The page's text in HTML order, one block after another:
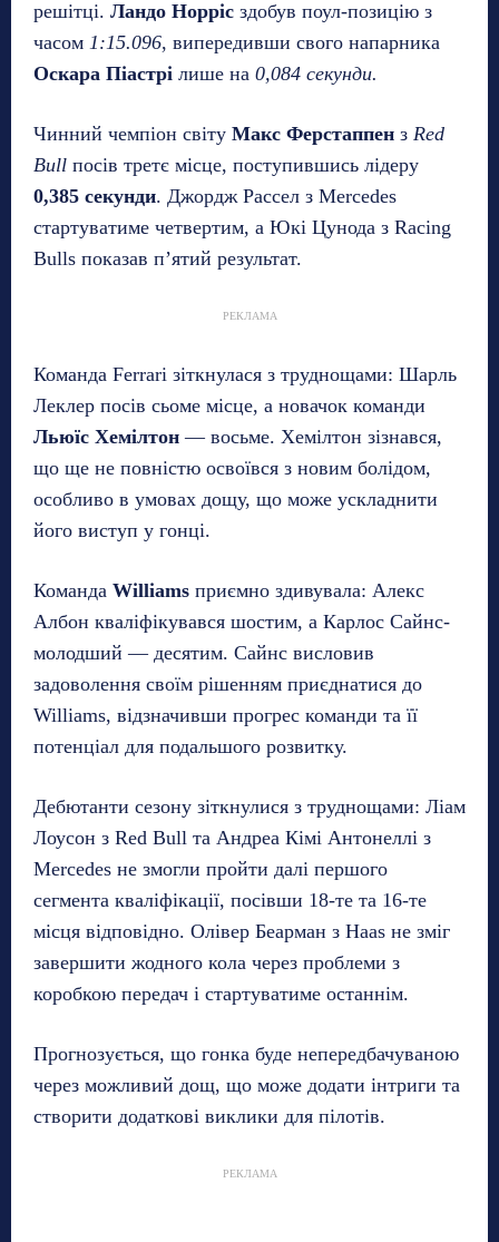
решітці. Ландо Норріс здобув поул-позицію з
часом 1:15.096, випередивши свого напарника
Оскара Піастрі лише на 0,084 секунди.
Чинний чемпіон світу Макс Ферстаппен з Red
Bull посів третє місце, поступившись лідеру
0,385 секунди. Джордж Рассел з Mercedes
стартуватиме четвертим, а Юкі Цунода з Racing
Bulls показав п’ятий результат.
РЕКЛАМА
Команда Ferrari зіткнулася з труднощами: Шарль
Леклер посів сьоме місце, а новачок команди
Льюїс Хемілтон — восьме. Хемілтон зізнався,
що ще не повністю освоївся з новим болідом,
особливо в умовах дощу, що може ускладнити
його виступ у гонці.
Команда Williams приємно здивувала: Алекс
Албон кваліфікувався шостим, а Карлос Сайнс-
молодший — десятим. Сайнс висловив
задоволення своїм рішенням приєднатися до
Williams, відзначивши прогрес команди та її
потенціал для подальшого розвитку.
Дебютанти сезону зіткнулися з труднощами: Ліам
Лоусон з Red Bull та Андреа Кімі Антонеллі з
Mercedes не змогли пройти далі першого
сегмента кваліфікації, посівши 18-те та 16-те
місця відповідно. Олівер Беарман з Haas не зміг
завершити жодного кола через проблеми з
коробкою передач і стартуватиме останнім.
Прогнозується, що гонка буде непередбачуваною
через можливий дощ, що може додати інтриги та
створити додаткові виклики для пілотів.
РЕКЛАМА